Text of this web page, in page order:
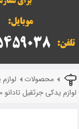
محصولات
لوازم یدکی جرثقیل تادانو 20 تن